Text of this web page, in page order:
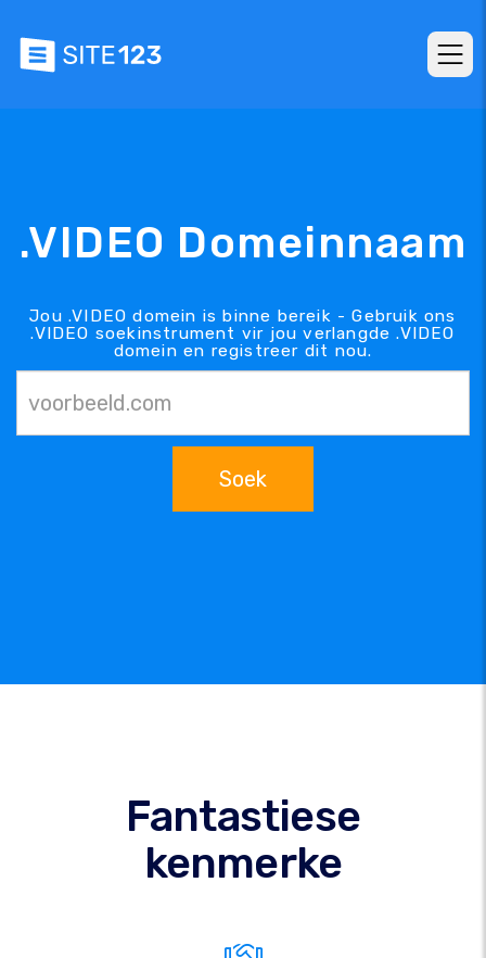
.VIDEO Domeinnaam
Jou .VIDEO domein is binne bereik - Gebruik ons
.VIDEO soekinstrument vir jou verlangde .VIDEO
domein en registreer dit nou.
Soek
Fantastiese
kenmerke